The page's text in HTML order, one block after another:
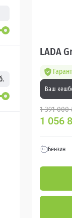
LADA
Ваш
1 391 000
1 056
Бензин